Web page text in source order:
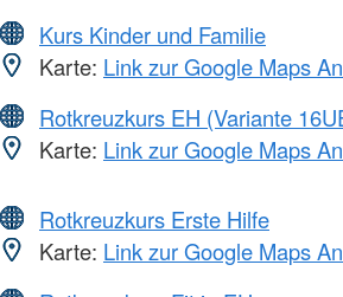
Kurs Kinder und Familie
Karte: Link zur Google Maps
Rotkreuzkurs EH (Variante
Karte: Link zur Google Maps
Rotkreuzkurs Erste Hilfe
Karte: Link zur Google Maps